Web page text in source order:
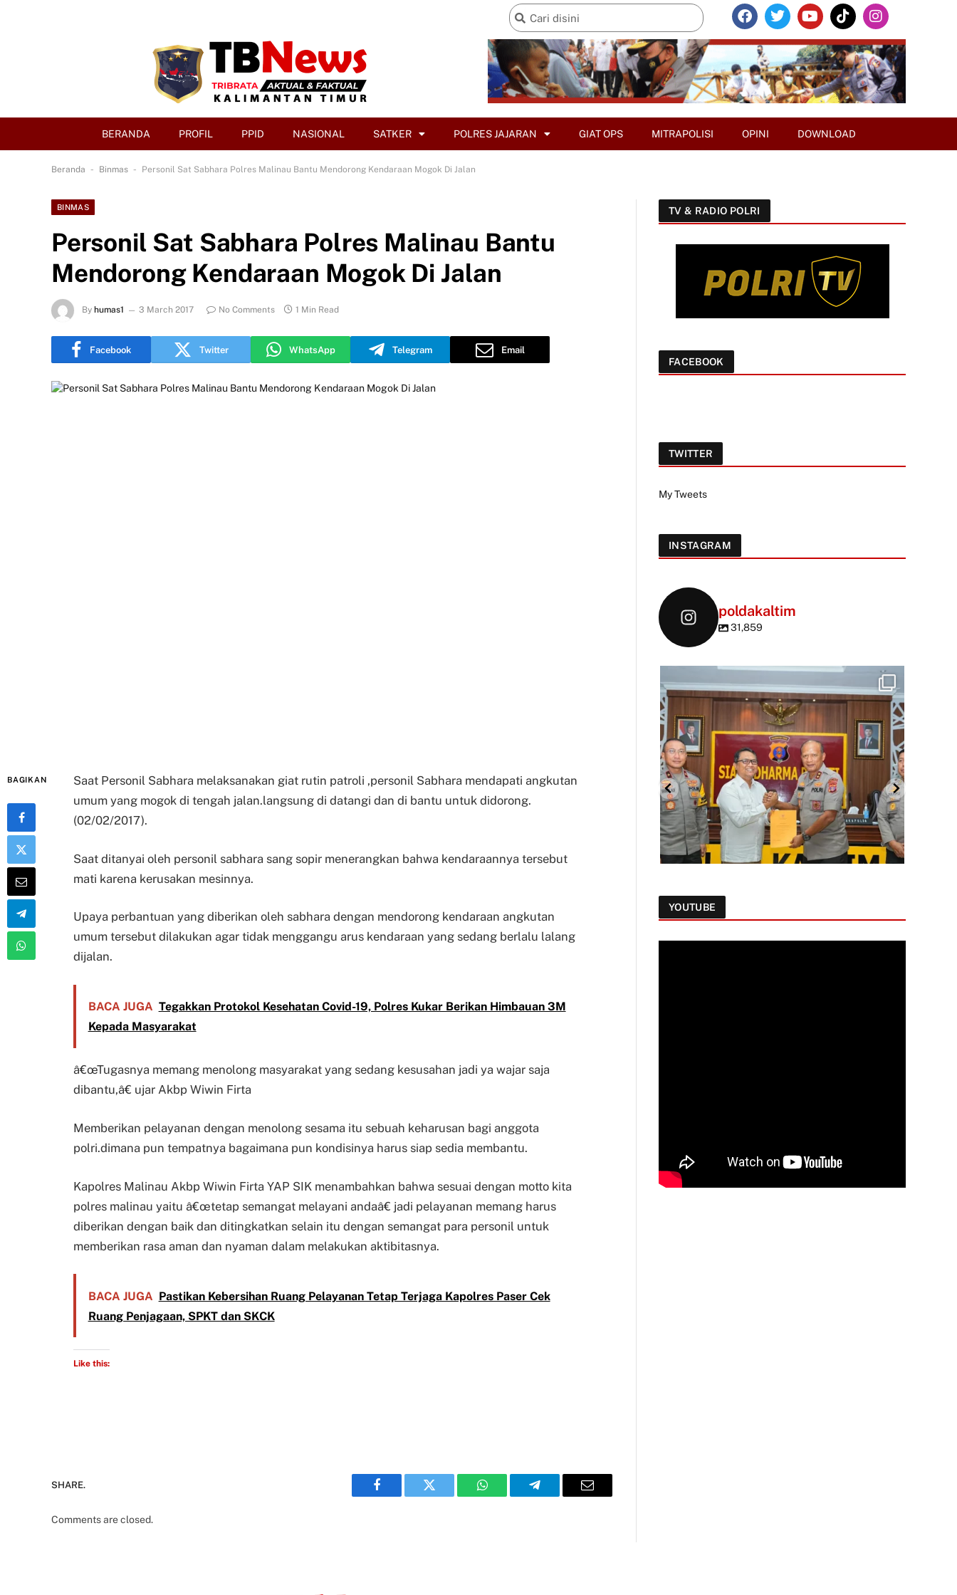
BERANDA PROFIL PPID NASIONAL SATKER POLRES JAJARAN GIAT OPS MITRAPOLISI OPINI DOWNLOAD
Beranda - Binmas - Personil Sat Sabhara Polres Malinau Bantu Mendorong Kendaraan Mogok Di Jalan
BINMAS
Personil Sat Sabhara Polres Malinau Bantu
Mendorong Kendaraan Mogok Di Jalan
By humas1 3 March 2017 No Comments 1 Min Read
Facebook Twitter WhatsApp Telegram Email
BAGIKAN
Saat Personil Sabhara melaksanakan giat rutin patroli ,personil Sabhara mendapati angkutan
umum yang mogok di tengah jalan.langsung di datangi dan di bantu untuk didorong.
(02/02/2017).
Saat ditanyai oleh personil sabhara sang sopir menerangkan bahwa kendaraannya tersebut
mati karena kerusakan mesinnya.
Upaya perbantuan yang diberikan oleh sabhara dengan mendorong kendaraan angkutan
umum tersebut dilakukan agar tidak menggangu arus kendaraan yang sedang berlalu lalang
dijalan.
BACA JUGA Tegakkan Protokol Kesehatan Covid-19, Polres Kukar Berikan Himbauan 3M
Kepada Masyarakat
â€œTugasnya memang menolong masyarakat yang sedang kesusahan jadi ya wajar saja
dibantu,â€ ujar Akbp Wiwin Firta
Memberikan pelayanan dengan menolong sesama itu sebuah keharusan bagi anggota
polri.dimana pun tempatnya bagaimana pun kondisinya harus siap sedia membantu.
Kapolres Malinau Akbp Wiwin Firta YAP SIK menambahkan bahwa sesuai dengan motto kita
polres malinau yaitu â€œtetap semangat melayani andaâ€ jadi pelayanan memang harus
diberikan dengan baik dan ditingkatkan selain itu dengan semangat para personil untuk
memberikan rasa aman dan nyaman dalam melakukan aktibitasnya.
BACA JUGA Pastikan Kebersihan Ruang Pelayanan Tetap Terjaga Kapolres Paser Cek
Ruang Penjagaan, SPKT dan SKCK
Like this:
SHARE.
Facebook Twitter WhatsAppTelegram Email
Comments are closed.
TV & RADIO POLRI
FACEBOOK
TWITTER
My Tweets
INSTAGRAM
poldakaltim
31,859
YOUTUBE